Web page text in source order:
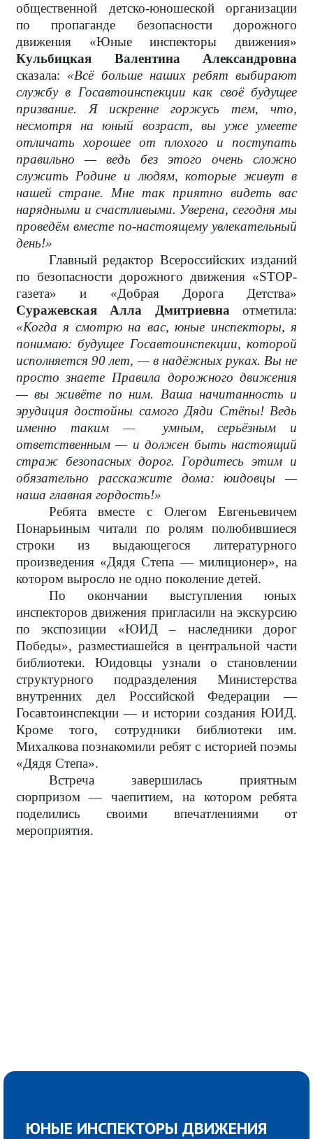
общественной детско-юношеской организации
по пропаганде безопасности дорожного
движения «Юные инспекторы движения»
Кульбицкая Валентина Александровна
сказала: «Всё больше наших ребят выбирают
службу в Госавтоинспекции как своё будущее
призвание. Я искренне горжусь тем, что,
несмотря на юный возраст, вы уже умеете
отличать хорошее от плохого и поступать
правильно — ведь без этого очень сложно
служить Родине и людям, которые живут в
нашей стране. Мне так приятно видеть вас
нарядными и счастливыми. Уверена, сегодня мы
проведём вместе по-настоящему увлекательный
день!»
Главный редактор Всероссийских изданий
по безопасности дорожного движения «STOP-
газета» и «Добрая Дорога Детства»
Суражевская Алла Дмитриевнаотметила:
«Когда я смотрю на вас, юные инспекторы, я
понимаю: будущее Госавтоинспекции, которой
исполняется 90 лет, — в надёжных руках. Вы не
просто знаете Правила дорожного движения
— вы живёте по ним. Ваша начитанность и
эрудиция достойны самого Дяди Стёпы! Ведь
именно таким —
умным, серьёзным и
ответственным — и должен быть настоящий
страж безопасных дорог. Гордитесь этим и
обязательно расскажите дома: юидовцы —
наша главная гордость!»
Ребята вместе с Олегом Евгеньевичем
Понарьиным читали по ролям полюбившиеся
строки из выдающегося литературного
произведения «Дядя Степа — милиционер», на
котором выросло не одно поколение детей.
По окончании выступления юных
инспекторов движения пригласили на экскурсию
по экспозиции «ЮИД – наследники дорог
Победы», разместиашейся в центральной части
библиотеки. Юидовцы узнали о становлении
структурного подразделения Министерства
внутренних дел Российской Федерации —
Госавтоинспекции — и истории создания ЮИД.
Кроме того, сотрудники библиотеки им.
Михалкова познакомили ребят с историей поэмы
«Дядя Степа».
Встреча завершилась приятным
сюрпризом — чаепитием, на котором ребята
поделились своими впечатлениями от
мероприятия.
ЮНЫЕ ИНСПЕКТОРЫ ДВИЖЕНИЯ